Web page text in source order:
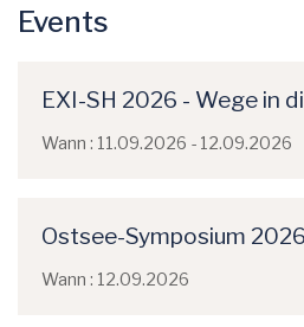
Events
EXI-SH 2026 - Wege in
Wann : 11.09.2026 - 12.09.2026
Ostsee-Symposium
Wann : 12.09.2026